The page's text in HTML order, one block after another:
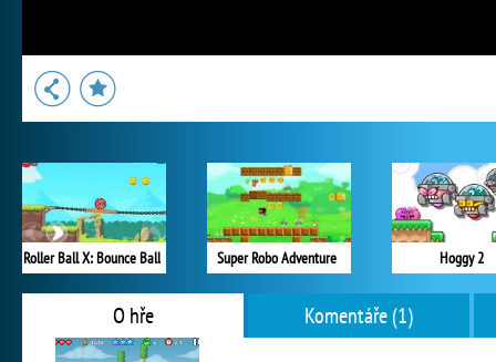
Roller Ball X: Bounce Ball Super Robo Adventure Hoggy 2
O hře Komentáře (1)